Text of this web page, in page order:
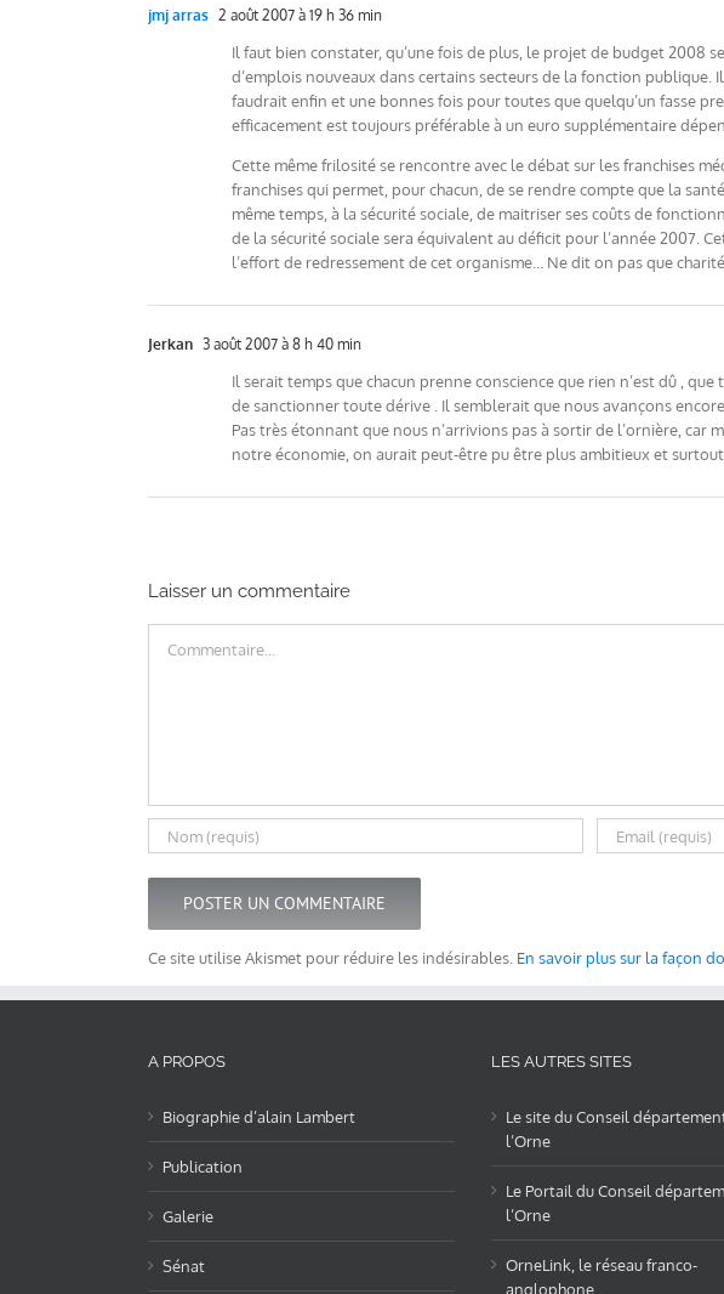
jmj arras 2 août 2007 à 19 h 36 min
Il faut bien constater, qu’une fois de plus, le projet de budget 2008
d’emplois nouveaux dans certains secteurs de la fonction
faudrait enfin et une bonnes fois pour toutes que quelqu’un fasse
efficacement est toujours préférable à un euro supplémentaire
Cette même frilosité se rencontre avec le débat sur les franchises
franchises qui permet, pour chacun, de se rendre compte que la
même temps, à la sécurité sociale, de maitriser ses coûts de
de la sécurité sociale sera équivalent au déficit pour l’année 2007.
l’effort de redressement de cet organisme… Ne dit on pas que
Jerkan 3 août 2007 à 8 h 40 min
Il serait temps que chacun prenne conscience que rien n’est dû ,
de sanctionner toute dérive . Il semblerait que nous avançons
Pas très étonnant que nous n’arrivions pas à sortir de l’ornière,
notre économie, on aurait peut-être pu être plus ambitieux et
Laisser un commentaire
Ce site utilise Akismet pour réduire les indésirables. En savoir plus sur la façon
A PROPOS
Biographie d’alain Lambert
Publication
Galerie
Sénat
LES AUTRES SITES
Le site du Conseil
l’Orne
Le Portail du Conseil
l’Orne
OrneLink, le réseau franco-
anglophone